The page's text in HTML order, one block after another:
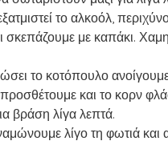
το αλκοόλ,
σκεπάζουμε με καπάκι.
το κοτόπουλο
και το κορν
βράση λίγα λεπτά.
λίγο τη φωτιά